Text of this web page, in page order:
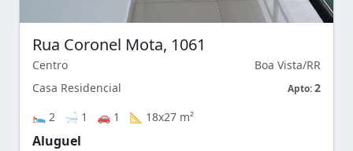
Rua Coronel Mota, 1061
Centro
Boa Vista/RR
Casa Residencial
Apto:2
🛌 2 🛁 1 🚗 1 📐 18x27 m²
Aluguel